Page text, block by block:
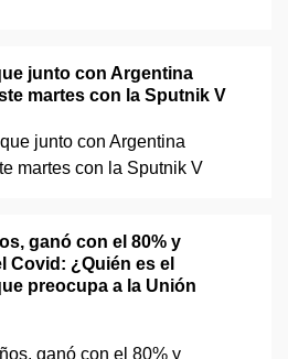
junto con Argentina
martes con la Sputnik V
ganó con el 80% y
Covid: ¿Quién es el
preocupa a la Unión